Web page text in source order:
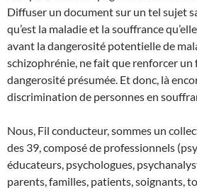
Diffuser un document sur un tel sujet
qu’est la maladie et la souffrance
avant la dangerosité potentielle de
schizophrénie, ne fait que renforcer un
dangerosité présumée. Et donc, là
discrimination de personnes en
Nous, Fil conducteur, sommes un
des 39, composé de professionnels
éducateurs, psychologues,
parents, familles, patients, soignants,